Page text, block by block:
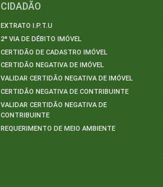
CIDADÃO
EXTRATO I.P.T.U
2ª VIA DE DÉBITO IMÓVEL
CERTIDÃO DE CADASTRO IMÓVEL
CERTIDÃO NEGATIVA DE IMÓVEL
VALIDAR CERTIDÃO NEGATIVA DE IMÓVEL
CERTIDÃO NEGATIVA DE CONTRIBUINTE
VALIDAR CERTIDÃO NEGATIVA DE
CONTRIBUINTE
REQUERIMENTO DE MEIO AMBIENTE